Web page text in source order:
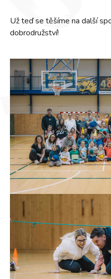
Už teď se těšíme na další
dobrodružství!